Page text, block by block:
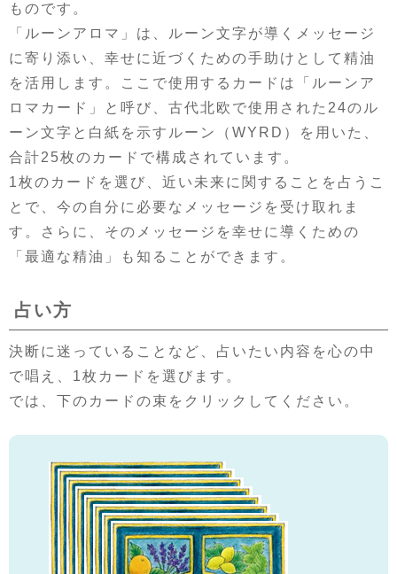
ものです。
「ルーンアロマ」は、ルーン文字が導くメッセージ
に寄り添い、幸せに近づくための手助けとして精油
を活用します。ここで使用するカードは「ルーンア
ロマカード」と呼び、古代北欧で使用された24のル
ーン文字と白紙を示すルーン（WYRD）を用いた、
合計25枚のカードで構成されています。
1枚のカードを選び、近い未来に関することを占うこ
とで、今の自分に必要なメッセージを受け取れま
す。さらに、そのメッセージを幸せに導くための
「最適な精油」も知ることができます。
占い方
決断に迷っていることなど、占いたい内容を心の中
で唱え、1枚カードを選びます。
では、下のカードの束をクリックしてください。